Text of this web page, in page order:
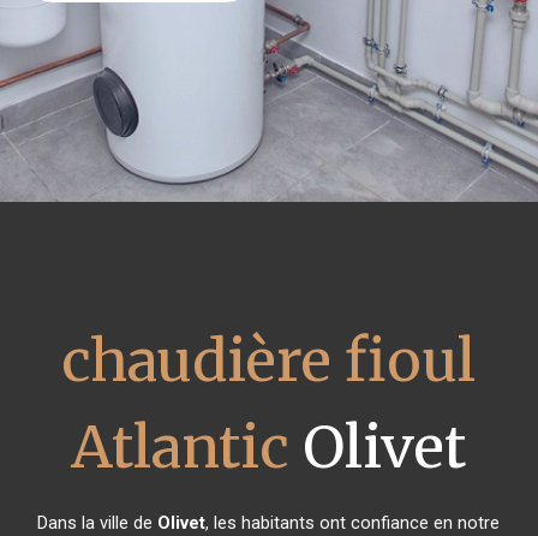
chaudière fioul
Atlantic Olivet
Dans la ville de Olivet, les habitants ont confiance en notre